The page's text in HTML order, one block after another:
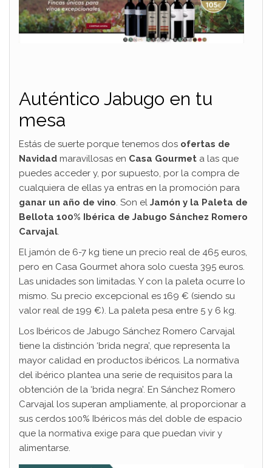
Auténtico Jabugo en tu
mesa
Estás de suerte porque tenemos dos ofertas de
Navidad maravillosas en Casa Gourmet a las que
puedes acceder y, por supuesto, por la compra de
cualquiera de ellas ya entras en la promoción para
ganar un año de vino. Son el Jamón y la Paleta de
Bellota 100% Ibérica de Jabugo Sánchez Romero
Carvajal.
El jamón de 6-7 kg tiene un precio real de 465 euros,
pero en Casa Gourmet ahora solo cuesta 395 euros.
Las unidades son limitadas. Y con la paleta ocurre lo
mismo. Su precio excepcional es 169 € (siendo su
valor real de 199 €). La paleta pesa entre 5 y 6 kg.
Los Ibéricos de Jabugo Sánchez Romero Carvajal
tiene la distinción ‘brida negra’, que representa la
mayor calidad en productos ibéricos. La normativa
del ibérico plantea una serie de requisitos para la
obtención de la ‘brida negra’. En Sánchez Romero
Carvajal los superan ampliamente, al proporcionar a
sus cerdos 100% Ibéricos más del doble de espacio
que la normativa exige para que puedan vivir y
alimentarse.